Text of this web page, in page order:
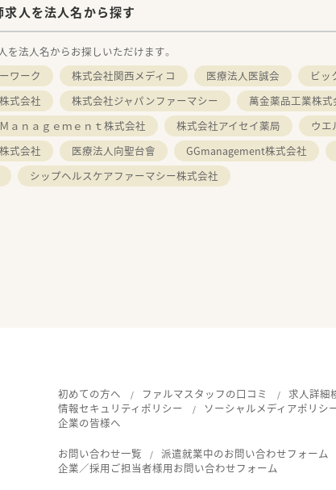
人を法人名から探す
を法人名からお探しいただけます。
ワーク
株式会社関西メディコ 医療法人医誠会 ビッ
式会社
株式会社ジャパンファーマシー 萬金薬品工業株式
ａｎａｇｅｍｅｎｔ株式会社
株式会社アイセイ薬局 ウエ
式会社
医療法人向聖台會 GGmanagement株式会社
シップヘルスケアファーマシー株式会社
初めての方へ ファルマスタッフの口コミ 求人詳細
情報セキュリティポリシー
ソーシャルメディアポリシ
企業の皆様へ
お問い合わせ一覧 派遣就業中のお問い合わせフォーム
企業／採用ご担当者様用お問い合わせフォーム